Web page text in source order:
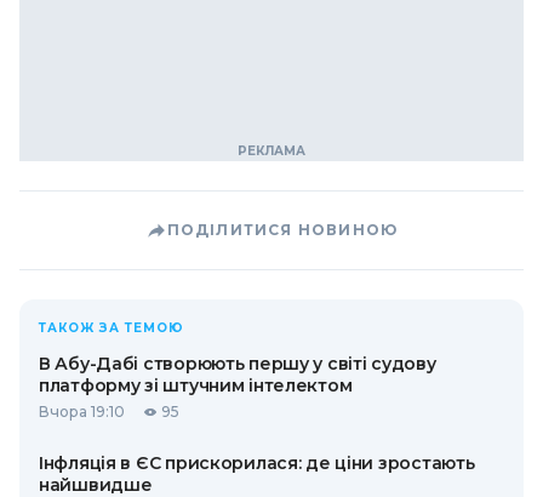
ПОДІЛИТИСЯ НОВИНОЮ
ТАКОЖ ЗА ТЕМОЮ
В Абу-Дабі створюють першу у світі судову
платформу зі штучним інтелектом
Вчора 19:10 95
Інфляція в ЄС прискорилася: де ціни зростають
найшвидше